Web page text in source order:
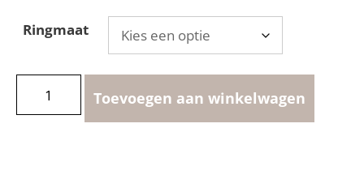
Ringmaat
Toevoegen aan winkelwagen